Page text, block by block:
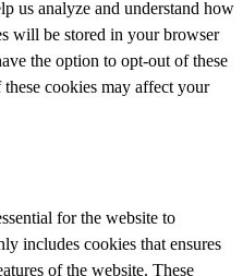
us analyze and understand how
will be stored in your browser
the option to opt-out of these
cookies may affect your
for the website to
includes cookies that ensures
of the website. These